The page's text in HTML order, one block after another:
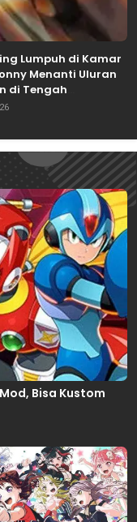
Lumpuh di Kamar
Menanti Uluran
di Tengah
Bisa Kustom